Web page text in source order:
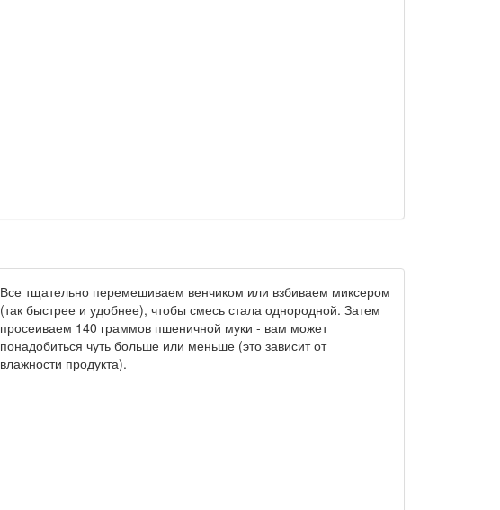
Все тщательно перемешиваем венчиком или взбиваем миксером
(так быстрее и удобнее), чтобы смесь стала однородной. Затем
просеиваем 140 граммов пшеничной муки - вам может
понадобиться чуть больше или меньше (это зависит от
влажности продукта).